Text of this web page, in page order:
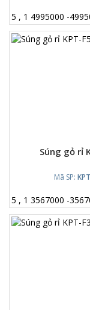
5 , 1 4995000 -
Súng gỏ rỉ
Mã SP:
5 , 1 3567000 -